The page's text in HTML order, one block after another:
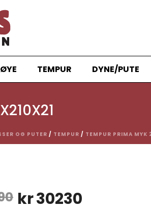
TEMPUR DYNE/PUTE
OG PUTER / TEMPUR / TEMPUR PRIMA MYK
Opprinnelig
kr30230